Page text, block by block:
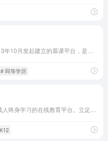
# 同等学历